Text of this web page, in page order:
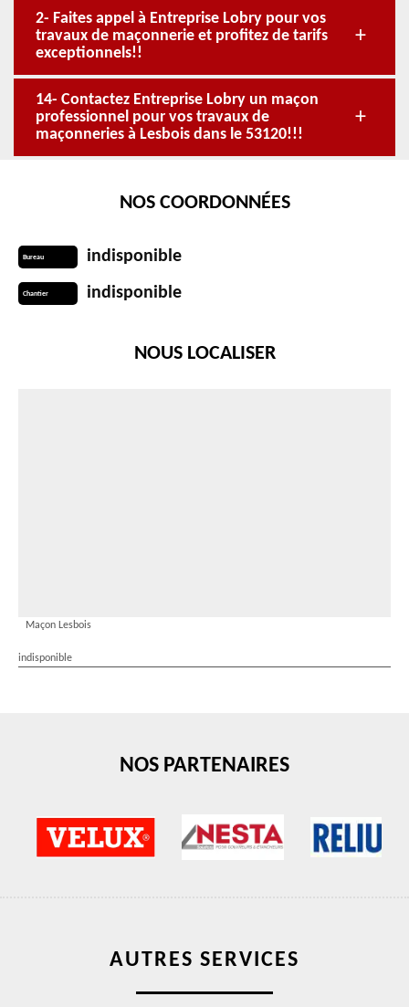
2- Faites appel à Entreprise Lobry pour vos
travaux de maçonnerie et profitez de tarifs
exceptionnels!!
14- Contactez Entreprise Lobry un maçon
professionnel pour vos travaux de
maçonneries à Lesbois dans le 53120!!!
NOS COORDONNÉES
Bureau indisponible
Chantier indisponible
NOUS LOCALISER
Maçon Lesbois
indisponible
NOS PARTENAIRES
AUTRES SERVICES